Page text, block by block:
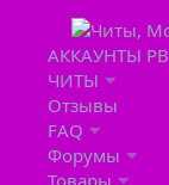
АККАУНТЫ PB
ЧИТЫ
Отзывы
FAQ
Форумы
Товары